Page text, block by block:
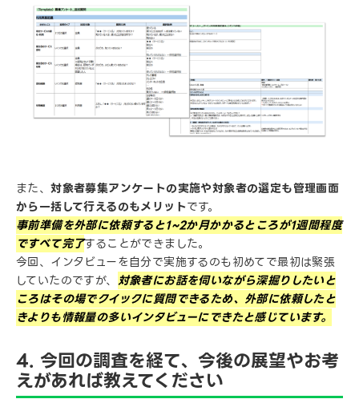
また、対象者募集アンケートの実施や対象者の選定も管理画面
から一括して行えるのもメリットです。
事前準備を外部に依頼すると1~2か月かかるところが1週間程度
ですべて完了することができました。
今回、インタビューを自分で実施するのも初めてで最初は緊張
していたのですが、 対象者にお話を伺いながら深掘りしたいと
ころはその場でクイックに質問できるため、外部に依頼したと
きよりも情報量の多いインタビューにできたと感じています。
4. 今回の調査を経て、今後の展望やお考
えがあれば教えてください